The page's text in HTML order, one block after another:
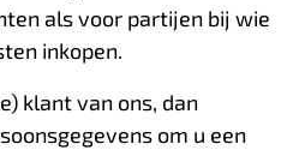
als voor partijen bij wie
inkopen.
klant van ons, dan
om u een